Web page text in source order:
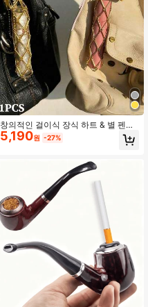
창의적인 걸이식 장식 하트 & 별 펜던
트 메쉬 백, 스테인리스 스틸 립스틱/
립밤 홀더, 금속 키체인 (1개)
5,190원 -27%